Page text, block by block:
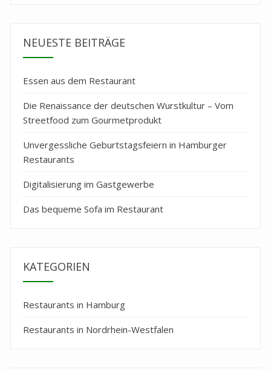
NEUESTE BEITRÄGE
Essen aus dem Restaurant
Die Renaissance der deutschen Wurstkultur – Vom
Streetfood zum Gourmetprodukt
Unvergessliche Geburtstagsfeiern in Hamburger
Restaurants
Digitalisierung im Gastgewerbe
Das bequeme Sofa im Restaurant
KATEGORIEN
Restaurants in Hamburg
Restaurants in Nordrhein-Westfalen